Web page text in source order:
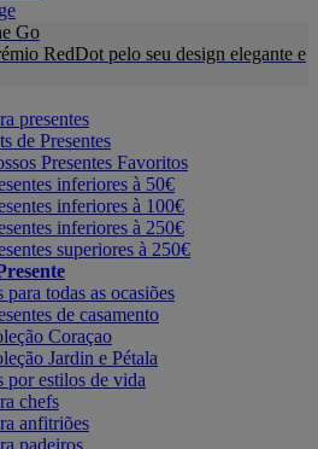
Go
RedDot pelo seu design elegante e
presentes
de Presentes
Presentes Favoritos
inferiores à 50€
inferiores à 100€
inferiores à 250€
superiores à 250€
para todas as ocasiões
de casamento
Coraçao
Jardin e Pétala
por estilos de vida
chefs
anfitriões
padeiros